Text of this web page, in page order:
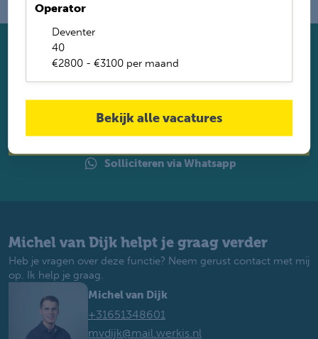
Operator
Deventer
40
€2800 - €3100 per maand
Bekijk alle vacatures
Solliciteer direct
Solliciteren
Solliciteren via Whatsapp
Michel van Dijk helpt je graag verder
Heb je vragen over deze functie? Neem gerust contact met mij
op. Ik help je graag.
Michel van Dijk
+31651348601
mvdijk@mail.werkis.nl